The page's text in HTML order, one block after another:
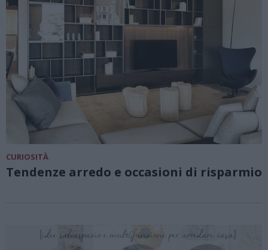
CURIOSITÀ
Tendenze arredo e occasioni di risparmio